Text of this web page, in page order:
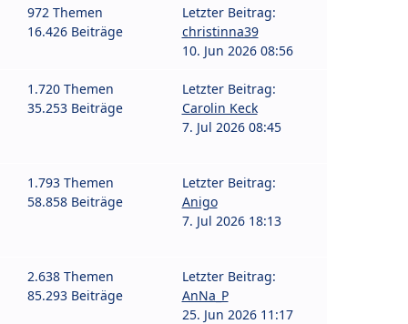
972 Themen
16.426 Beiträge
Letzter Beitrag:
christinna39
10. Jun 2026 08:56
1.720 Themen
35.253 Beiträge
Letzter Beitrag:
Carolin Keck
7. Jul 2026 08:45
1.793 Themen
58.858 Beiträge
Letzter Beitrag:
Anigo
7. Jul 2026 18:13
2.638 Themen
85.293 Beiträge
Letzter Beitrag:
AnNa_P
25. Jun 2026 11:17